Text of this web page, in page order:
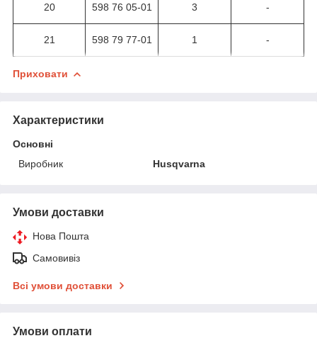
20 598 76 05-01 3 -
21 598 79 77-01 1 -
Приховати
Характеристики
Основні
Виробник
Husqvarna
Умови доставки
Нова Пошта
Самовивіз
Всі умови доставки
Умови оплати